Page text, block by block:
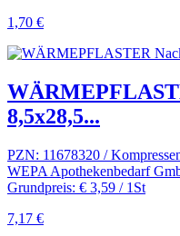
1,70 €
8,5x28,5...
PZN: 11678320 /
WEPA Apothekenbedarf
Grundpreis: € 3,59 / 1St
7,17 €